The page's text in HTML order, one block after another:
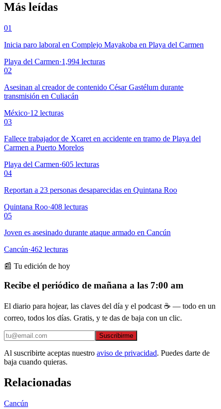
Más leídas
01
Inicia paro laboral en Complejo Mayakoba en Playa del Carmen
Playa del Carmen·1,994 lecturas
02
Asesinan al creador de contenido César Gastélum durante
transmisión en Culiacán
México·12 lecturas
03
Fallece trabajador de Xcaret en accidente en tramo de Playa del
Carmen a Puerto Morelos
Playa del Carmen·605 lecturas
04
Reportan a 23 personas desaparecidas en Quintana Roo
Quintana Roo·408 lecturas
05
Joven es asesinado durante ataque armado en Cancún
Cancún·462 lecturas
📰 Tu edición de hoy
Recibe el periódico de mañana a las 7:00 am
El diario para hojear, las claves del día y el podcast ☕ — todo en un
correo, todos los días. Gratis, y te das de baja con un clic.
Suscribirme
Al suscribirte aceptas nuestro aviso de privacidad. Puedes darte de
baja cuando quieras.
Relacionadas
Cancún